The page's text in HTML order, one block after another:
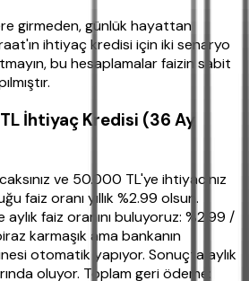
girmeden, günlük hayattan
ihtiyaç kredisi için iki senaryo
bu hesaplamalar faizin sabit
İhtiyaç Kredisi (36 Ay
ve 50.000 TL'ye ihtiyacınız
faiz oranı yıllık %2.99 olsun.
aylık faiz oranını buluyoruz: %2.99 /
karmaşık ama bankanın
otomatik yapıyor. Sonuçta aylık
oluyor. Toplam geri ödeme: